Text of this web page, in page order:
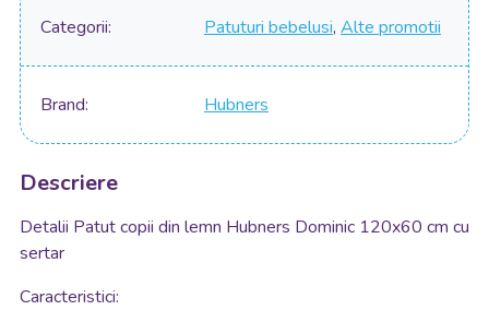
Categorii Patuturi bebelusi, Alte promotii
Brand Hubners
Descriere
Detalii Patut copii din lemn Hubners Dominic 120x60 cm cu
sertar
Caracteristici: